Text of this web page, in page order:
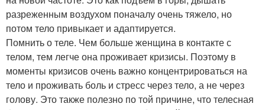
разреженным воздухом поначалу очень тяжело, но
потом тело привыкает и адаптируется.
Помнить о теле. Чем больше женщина в контакте с
телом, тем легче она проживает кризисы. Поэтому в
моменты кризисов очень важно концентрироваться на
тело и проживать боль и стресс через тело, а не через
голову. Это также полезно по той причине, что телесная